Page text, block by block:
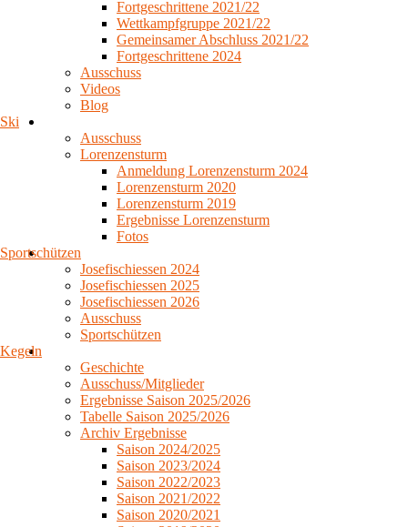
Fortgeschrittene 2021/22
Wettkampfgruppe 2021/22
Gemeinsamer Abschluss 2021/22
Fortgeschrittene 2024
Ausschuss
Videos
Blog
Ski
Ausschuss
Lorenzensturm
Anmeldung Lorenzensturm 2024
Lorenzensturm 2020
Lorenzensturm 2019
Ergebnisse Lorenzensturm
Fotos
Sportschützen
Josefischiessen 2024
Josefischiessen 2025
Josefischiessen 2026
Ausschuss
Sportschützen
Kegeln
Geschichte
Ausschuss/Mitglieder
Ergebnisse Saison 2025/2026
Tabelle Saison 2025/2026
Archiv Ergebnisse
Saison 2024/2025
Saison 2023/2024
Saison 2022/2023
Saison 2021/2022
Saison 2020/2021